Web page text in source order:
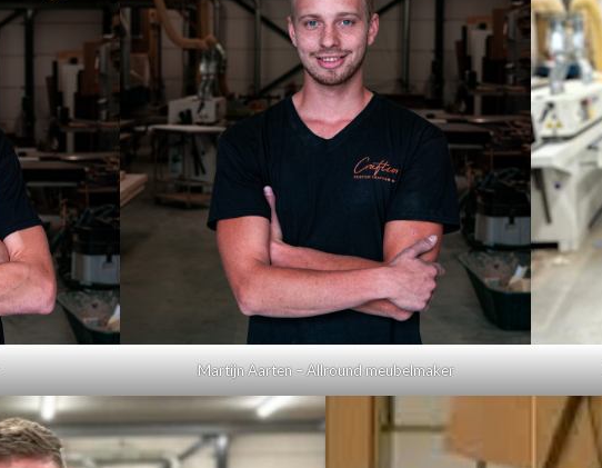
Martijn Aarten – Allround meubelmaker